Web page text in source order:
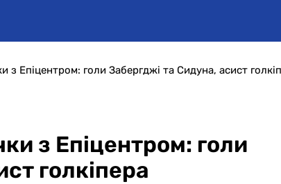
з Епіцентром: голи
голкіпера